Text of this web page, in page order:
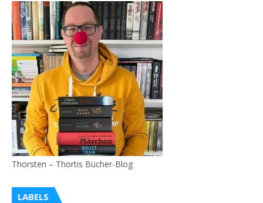
Thorsten – Thortis Bücher-Blog
LABELS